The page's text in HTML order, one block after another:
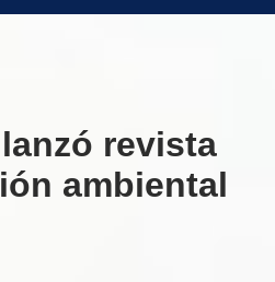
revista
ambiental